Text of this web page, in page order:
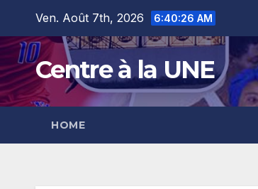
content
content
Ven. Août 7th, 2026 6:40:28 AM
Centre à la UNE
HOME